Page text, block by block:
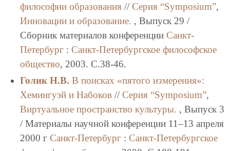
философии образования// Серия “Symposium”,
Инновации и образование. , Выпуск 29 /
Сборник материалов конференции Санкт-
Петербург: Санкт-Петербургское философское
общество, 2003. C.38-46.
Голик Н.В. В поисках «пятого измерения»:
Хемингуэй и Набоков// Серия “Symposium”,
Виртуальное пространство культуры. , Выпуск 3
/ Материалы научной конференции 11–13 апреля
2000 г Санкт-Петербург: Санкт-Петербургское